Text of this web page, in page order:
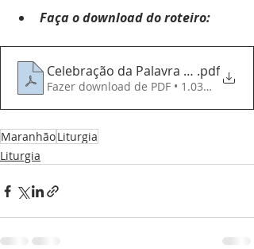
Faça o download do roteiro:
Celebração da Palavra - 171124 -
.pdf
Fazer download de PDF • 1.03MB
MaranhãoLiturgia
Liturgia